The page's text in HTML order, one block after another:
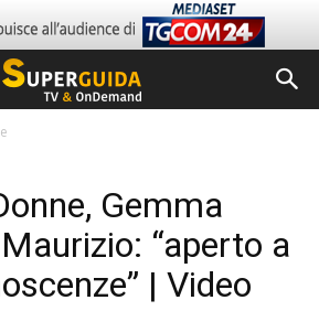
Gemma
“aperto a
| Video